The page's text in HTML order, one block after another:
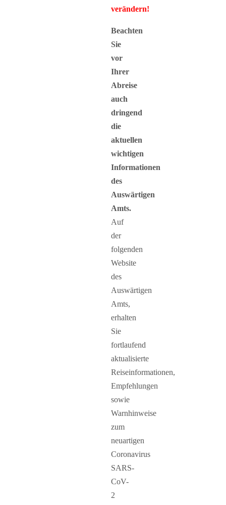
verändern!
Beachten
Sie
vor
Ihrer
Abreise
auch
dringend
die
aktuellen
wichtigen
Informationen
des
Auswärtigen
Amts.
Auf
der
folgenden
Website
des
Auswärtigen
Amts,
erhalten
Sie
fortlaufend
aktualisierte
Reiseinformationen,
Empfehlungen
sowie
Warnhinweise
zum
neuartigen
Coronavirus
SARS-
CoV-
2